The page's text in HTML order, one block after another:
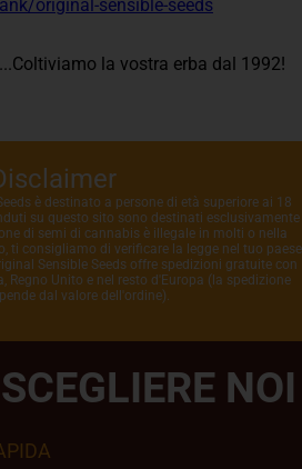
original-sensible-seeds
la vostra erba dal 1992!
è destinato a persone di età superiore ai 18
su questo sito sono destinati esclusivamente
di semi di cannabis è illegale in molti o nella
ti consigliamo di verificare la legge nel tuo paese
Sensible Seeds offre spedizioni gratuite con
Unito e nel resto d'Europa (la spedizione
dal valore dell'ordine).
NOI